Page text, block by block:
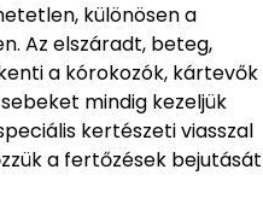
különösen a
Az elszáradt, beteg,
a kórokozók, kártevők
mindig kezeljük
kertészeti viasszal
a fertőzések bejutását